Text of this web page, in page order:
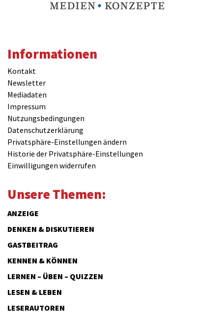
Informationen
Kontakt
Newsletter
Mediadaten
Impressum
Nutzungsbedingungen
Datenschutzerklärung
Privatsphäre-Einstellungen ändern
Historie der Privatsphäre-Einstellungen
Einwilligungen widerrufen
Unsere Themen:
ANZEIGE
DENKEN & DISKUTIEREN
GASTBEITRAG
KENNEN & KÖNNEN
LERNEN – ÜBEN – QUIZZEN
LESEN & LEBEN
LESERAUTOREN